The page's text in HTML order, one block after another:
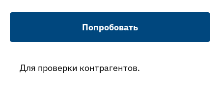
Попробовать
Для проверки контрагентов.